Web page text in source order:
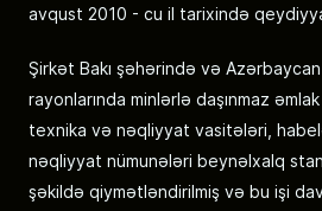
avqust 2010 - cu il tarixində
Şirkət Bakı şəhərində və Azərbaycan
rayonlarında minlərlə daşınmaz
texnika və nəqliyyat vasitələri,
nəqliyyat nümunələri beynəlxalq
şəkildə qiymətləndirilmiş və bu işi